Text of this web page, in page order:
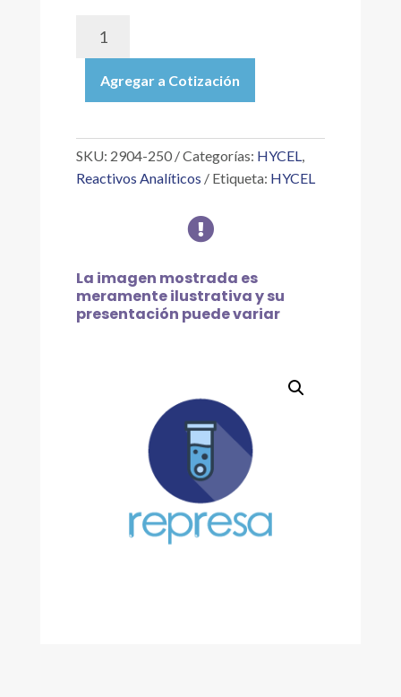
ROTHERA
REACTIVO
250
cantidad
Agregar a Cotización
SKU: 2904-250 Categorías: HYCEL,
Reactivos Analíticos
Etiqueta: HYCEL

La imagen mostrada es
meramente ilustrativa y su
presentación puede variar